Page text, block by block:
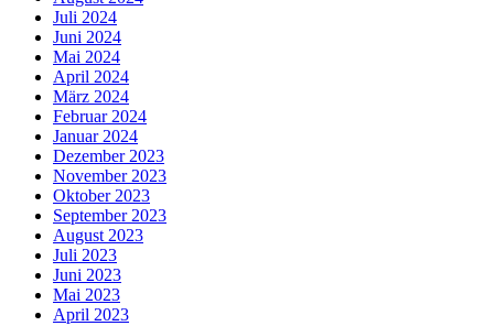
Juli 2024
Juni 2024
Mai 2024
April 2024
März 2024
Februar 2024
Januar 2024
Dezember 2023
November 2023
Oktober 2023
September 2023
August 2023
Juli 2023
Juni 2023
Mai 2023
April 2023